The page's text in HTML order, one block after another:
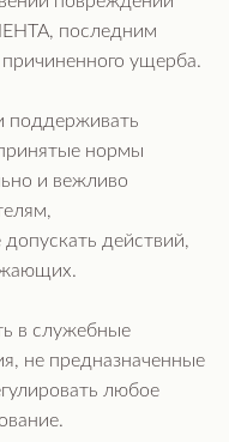
последним
ущерба.
поддерживать
нормы
и вежливо
действий,
в служебные
не предназначенные
любое